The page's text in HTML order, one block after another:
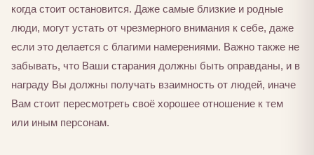
когда стоит остановится. Даже самые близкие и родные
люди, могут устать от чрезмерного внимания к себе, даже
если это делается с благими намерениями. Важно также не
забывать, что Ваши старания должны быть оправданы, и в
награду Вы должны получать взаимность от людей, иначе
Вам стоит пересмотреть своё хорошее отношение к тем
или иным персонам.